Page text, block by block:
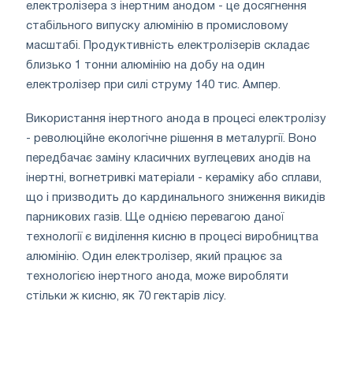
електролізера з інертним анодом - це досягнення
стабільного випуску алюмінію в промисловому
масштабі. Продуктивність електролізерів складає
близько 1 тонни алюмінію на добу на один
електролізер при силі струму 140 тис. Ампер.
Використання інертного анода в процесі електролізу
- революційне екологічне рішення в металургії. Воно
передбачає заміну класичних вуглецевих анодів на
інертні, вогнетривкі матеріали - кераміку або сплави,
що і призводить до кардинального зниження викидів
парникових газів. Ще однією перевагою даної
технології є виділення кисню в процесі виробництва
алюмінію. Один електролізер, який працює за
технологією інертного анода, може виробляти
стільки ж кисню, як 70 гектарів лісу.